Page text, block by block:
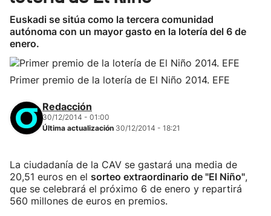
Euskadi se sitúa como la tercera comunidad
autónoma con un mayor gasto en la lotería del 6 de
enero.
Primer premio de la lotería de El Niño 2014. EFE
Redacción
30/12/2014 - 01:00
Última actualización 30/12/2014 - 18:21
La ciudadanía de la CAV se gastará una media de
20,51 euros en el sorteo extraordinario de "El Niño",
que se celebrará el próximo 6 de enero y repartirá
560 millones de euros en premios.